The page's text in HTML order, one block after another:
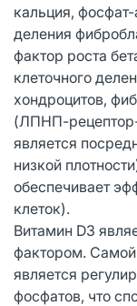
кальция,
деления
фактор роста
клеточного
хондроцитов,
(ЛПНП-
является
низкой
обеспечивает
клеток).
Витамин D3
фактором.
является
фосфатов, что